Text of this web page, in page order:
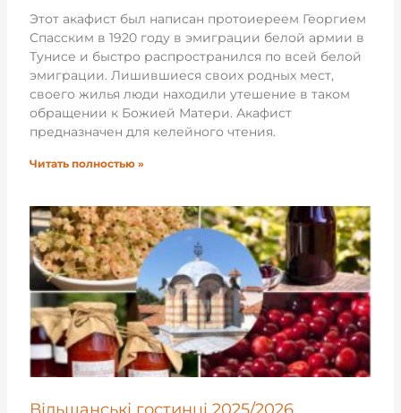
Этот акафист был написан протоиереем Георгием
Спасским в 1920 году в эмиграции белой армии в
Тунисе и быстро распространился по всей белой
эмиграции. Лишившиеся своих родных мест,
своего жилья люди находили утешение в таком
обращении к Божией Матери. Акафист
предназначен для келейного чтения.
Читать полностью »